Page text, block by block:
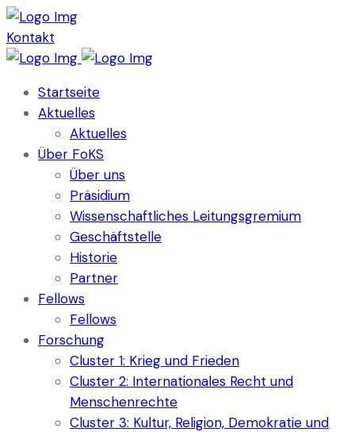
Kontakt
Startseite
Aktuelles
Aktuelles
Über FoKS
Über uns
Präsidium
Wissenschaftliches Leitungsgremium
Geschäftstelle
Historie
Partner
Fellows
Fellows
Forschung
Cluster 1: Krieg und Frieden
Cluster 2: Internationales Recht und
Menschenrechte
Cluster 3: Kultur, Religion, Demokratie und